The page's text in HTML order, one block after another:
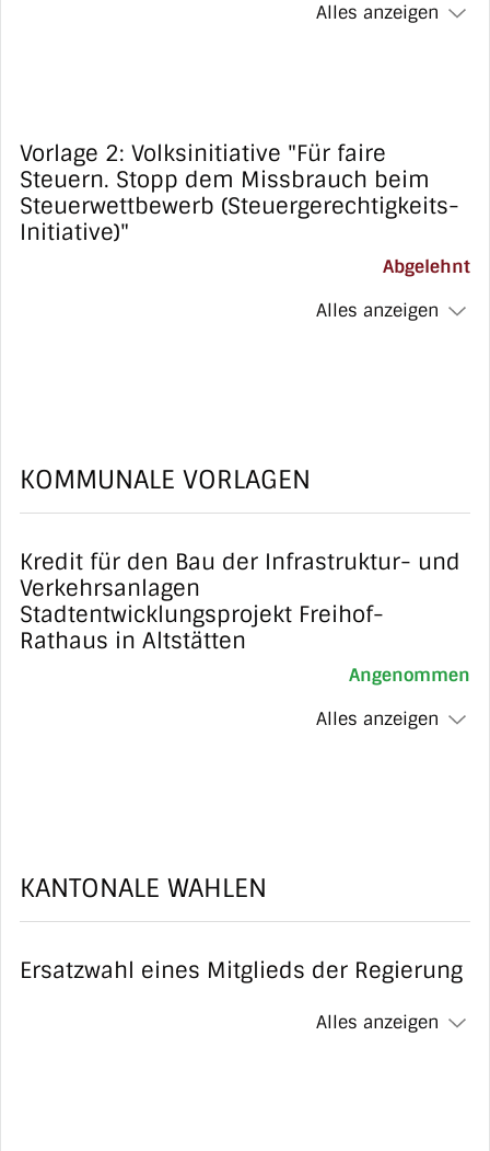
Alles anzeigen
Vorlage 2: Volksinitiative "Für faire
Steuern. Stopp dem Missbrauch beim
Steuerwettbewerb (Steuergerechtigkeits-
Initiative)"
Abgelehnt
Alles anzeigen
KOMMUNALE VORLAGEN
Kredit für den Bau der Infrastruktur- und
Verkehrsanlagen
Stadtentwicklungsprojekt Freihof-
Rathaus in Altstätten
Angenommen
Alles anzeigen
KANTONALE WAHLEN
Ersatzwahl eines Mitglieds der Regierung
Alles anzeigen